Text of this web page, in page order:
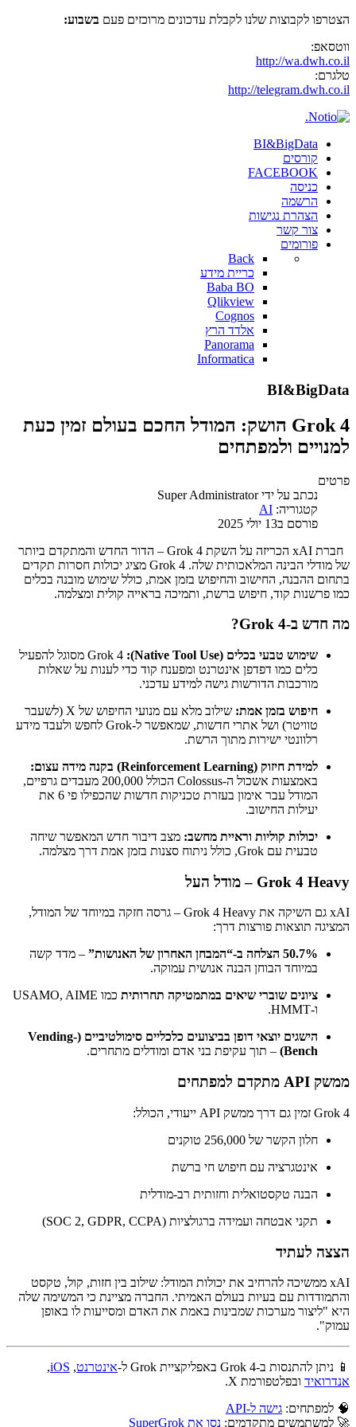
הצטרפו לקבוצות שלנו לקבלת עדכונים מרוכזים פעם בשבוע:
ווטסאפ:
http://wa.dwh.co.il
טלגרם:
http://telegram.dwh.co.il
BI&BigData
קורסים
FACEBOOK
כניסה
הרשמה
הצהרת נגישות
צור קשר
פורומים
Back
כריית מידע
Baba BO
Qlikview
Cognos
אלדד הרץ
Panorama
Informatica
BI&BigData
Grok 4 הושק: המודל החכם בעולם זמין כעת
למנויים ולמפתחים
פרטים
נכתב על ידיSuper Administrator
קטגוריה: AI
פורסם ב13 יולי 2025
חברת xAI הכריזה על השקת Grok 4 – הדור החדש והמתקדם ביותר
של מודלי הבינה המלאכותית שלה. Grok 4 מציג יכולות חסרות תקדים
בתחום ההבנה, החישוב והחיפוש בזמן אמת, כולל שימוש מובנה בכלים
כמו פרשנות קוד, חיפוש ברשת, ותמיכה בראייה קולית ומצלמה.
מה חדש ב-Grok 4?
שימוש טבעי בכלים (Native Tool Use):
Grok 4 מסוגל להפעיל
כלים כמו דפדפן אינטרנט ומפענח קוד כדי לענות על שאלות
מורכבות הדורשות גישה למידע עדכני.
חיפוש בזמן אמת:
שילוב מלא עם מנועי החיפוש של X (לשעבר
טוויטר) ושל אתרי חדשות, שמאפשר ל-Grok לחפש ולעבד מידע
רלוונטי ישירות מתוך הרשת.
למידת חיזוק (Reinforcement Learning) בקנה מידה עצום:
באמצעות אשכול ה-Colossus הכולל 200,000 מעבדים גרפיים,
המודל עבר אימון בעזרת טכניקות חדשות שהכפילו פי 6 את
יעילות החישוב.
יכולות קוליות וראיית מחשב: מצב דיבור חדש המאפשר שיחה
טבעית עם Grok, כולל ניתוח סצנות בזמן אמת דרך מצלמה.
Grok 4 Heavy – מודל העל
xAI גם השיקה את Grok 4 Heavy – גרסה חזקה במיוחד של המודל,
המציגה תוצאות פורצות דרך:
50.7% הצלחה ב-“המבחן האחרון של האנושות”
– מדד קשה
במיוחד הבוחן הבנה אנושית עמוקה.
ציונים שוברי שיאים במתמטיקה תחרותית
כמו USAMO, AIME
ו-HMMT.
הישגים יוצאי דופן בביצועים כלכליים סימולטיביים (Vending-
Bench) – תוך עקיפת בני אדם ומודלים מתחרים.
ממשק API מתקדם למפתחים
Grok 4 זמין גם דרך ממשק API ייעודי, הכולל:
חלון הקשר של 256,000 טוקנים
אינטגרציה עם חיפוש חי ברשת
הבנה טקסטואלית וחזותית רב-מודלית
תקני אבטחה ועמידה ברגולציות (SOC 2, GDPR, CCPA)
הצצה לעתיד
xAI ממשיכה להרחיב את יכולות המודל: שילוב בין חזות, קול, טקסט
והתמודדות עם בעיות בעולם האמיתי. החברה מציינת כי המשימה שלה
היא "ליצור מערכות שמבינות באמת את האדם ומסייעות לו באופן
עמוק".
📱 ניתן להתנסות ב-Grok 4 באפליקציית Grok ל- אינטרנט,
iOS
,
אנדרואיד ובפלטפורמת X.
🧠 למפתחים: גישה ל-API
🚀 למשתמשים מתקדמים: נסו את SuperGrok